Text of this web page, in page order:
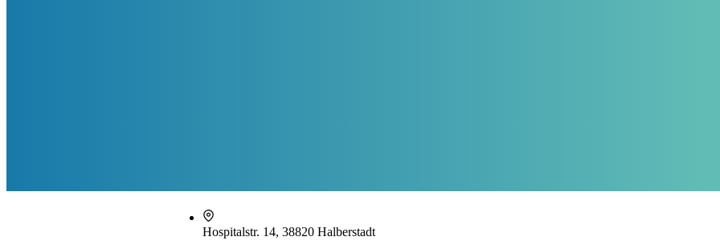
Hospitalstr. 14, 38820 Halberstadt